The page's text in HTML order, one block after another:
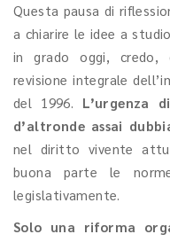
Questa pausa di
a chiarire le idee a
in grado oggi, credo,
revisione integrale
del 1996. L’urgenza
d’altronde assai
nel diritto vivente
buona parte le
legislativamente.
Solo una riforma